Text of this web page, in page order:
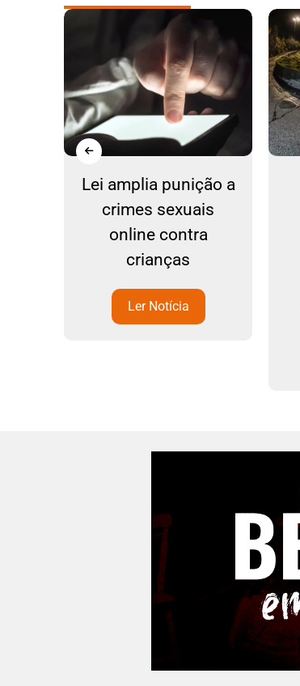
Lei amplia punição a
crimes sexuais
online contra
crianças
Ler Notícia